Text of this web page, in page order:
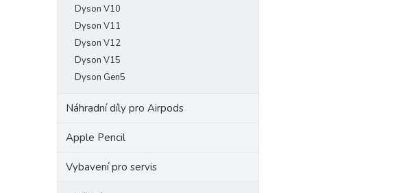
Dyson V10
Dyson V11
Dyson V12
Dyson V15
Dyson Gen5
Náhradní díly pro Airpods
Apple Pencil
Vybavení pro servis